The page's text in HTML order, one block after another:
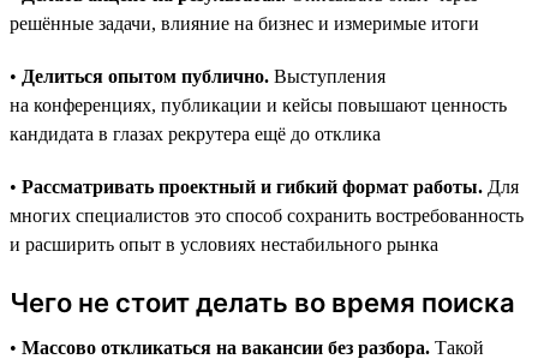
решённые задачи, влияние на бизнес и измеримые итоги
• Делиться опытом публично. Выступления
на конференциях, публикации и кейсы повышают ценность
кандидата в глазах рекрутера ещё до отклика
• Рассматривать проектный и гибкий формат работы. Для
многих специалистов это способ сохранить востребованность
и расширить опыт в условиях нестабильного рынка
Чего не стоит делать во время поиска
• Массово откликаться на вакансии без разбора. Такой